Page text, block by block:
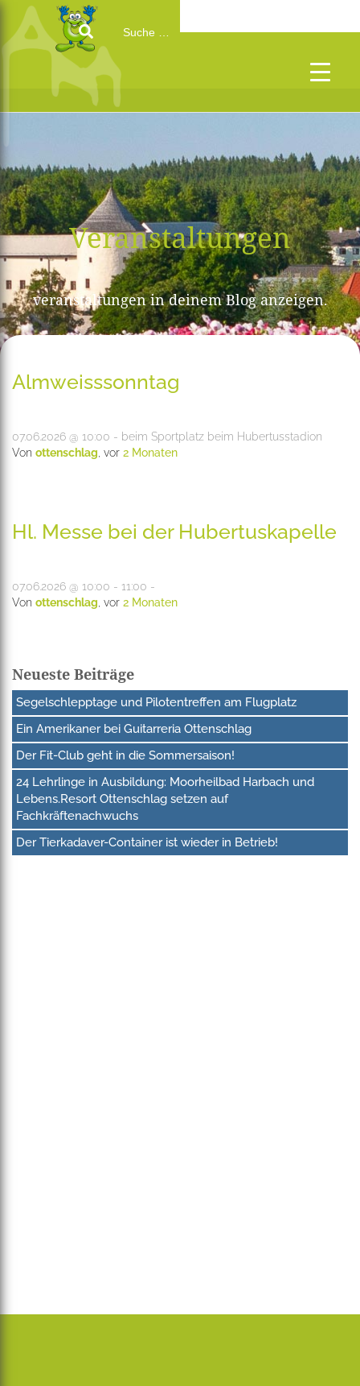
for:
Veranstaltungen
veranstaltungen in deinem Blog anzeigen.
Almweisssonntag
07.06.2026 @ 10:00 - beim Sportplatz beim Hubertusstadion
Von ottenschlag , vor 2 Monaten
Hl. Messe bei der Hubertuskapelle
07.06.2026 @ 10:00 - 11:00 -
Von ottenschlag , vor 2 Monaten
Neueste Beiträge
Segelschlepptage und Pilotentreffen am Flugplatz
Ein Amerikaner bei Guitarreria Ottenschlag
Der Fit-Club geht in die Sommersaison!
24 Lehrlinge in Ausbildung: Moorheilbad Harbach und
Lebens.Resort Ottenschlag setzen auf
Fachkräftenachwuchs
Der Tierkadaver-Container ist wieder in Betrieb!